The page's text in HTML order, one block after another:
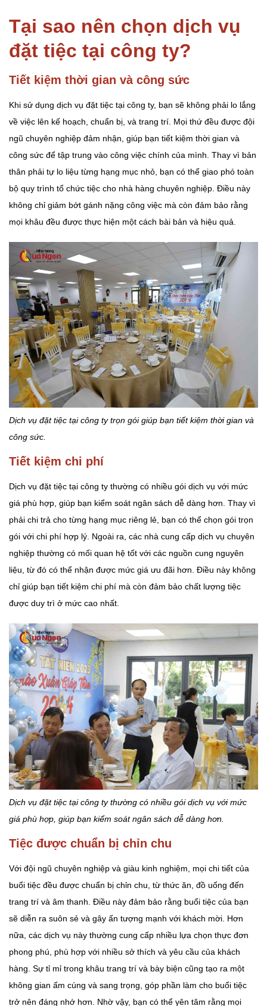
Tại sao nên chọn dịch vụ
đặt tiệc tại công ty?
Tiết kiệm thời gian và công sức
Khi sử dụng dịch vụ đặt tiệc tại công ty, bạn sẽ không phải lo lắng
về việc lên kế hoạch, chuẩn bị, và trang trí. Mọi thứ đều được đội
ngũ chuyên nghiệp đảm nhận, giúp bạn tiết kiệm thời gian và
công sức để tập trung vào công việc chính của mình. Thay vì bản
thân phải tự lo liệu từng hạng mục nhỏ, bạn có thể giao phó toàn
bộ quy trình tổ chức tiệc cho nhà hàng chuyên nghiệp. Điều này
không chỉ giảm bớt gánh nặng công việc mà còn đảm bảo rằng
mọi khâu đều được thực hiện một cách bài bản và hiệu quả.
Dịch vụ đặt tiệc tại công ty trọn gói giúp bạn tiết kiệm thời gian và
công sức.
Tiết kiệm chi phí
Dịch vụ đặt tiệc tại công ty thường có nhiều gói dịch vụ với mức
giá phù hợp, giúp bạn kiểm soát ngân sách dễ dàng hơn. Thay vì
phải chi trả cho từng hạng mục riêng lẻ, bạn có thể chọn gói trọn
gói với chi phí hợp lý. Ngoài ra, các nhà cung cấp dịch vụ chuyên
nghiệp thường có mối quan hệ tốt với các nguồn cung nguyên
liệu, từ đó có thể nhận được mức giá ưu đãi hơn. Điều này không
chỉ giúp bạn tiết kiệm chi phí mà còn đảm bảo chất lượng tiệc
được duy trì ở mức cao nhất.
Dịch vụ đặt tiệc tại công ty thường có nhiều gói dịch vụ với mức
giá phù hợp, giúp bạn kiểm soát ngân sách dễ dàng hơn.
Tiệc được chuẩn bị chỉn chu
Với đội ngũ chuyên nghiệp và giàu kinh nghiệm, mọi chi tiết của
buổi tiệc đều được chuẩn bị chỉn chu, từ thức ăn, đồ uống đến
trang trí và âm thanh. Điều này đảm bảo rằng buổi tiệc của bạn
sẽ diễn ra suôn sẻ và gây ấn tượng mạnh với khách mời. Hơn
nữa, các dịch vụ này thường cung cấp nhiều lựa chọn thực đơn
phong phú, phù hợp với nhiều sở thích và yêu cầu của khách
hàng. Sự tỉ mỉ trong khâu trang trí và bày biện cũng tạo ra một
không gian ấm cúng và sang trọng, góp phần làm cho buổi tiệc
trở nên đáng nhớ hơn. Nhờ vậy, bạn có thể yên tâm rằng mọi